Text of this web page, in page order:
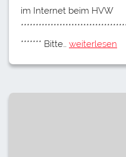
im Internet beim HVW
******* Bitte… weiterlesen